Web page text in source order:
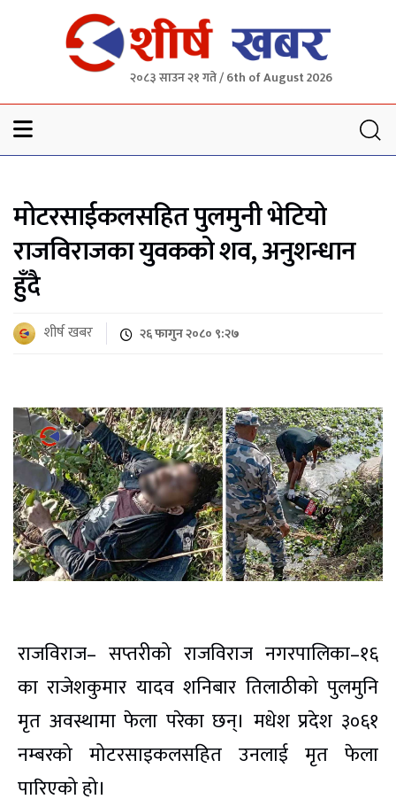
२०८३ साउन २१ गते / 6th of August 2026
मोटरसाईकलसहित पुलमुनी भेटियो
राजविराजका युवकको शव, अनुशन्धान
हुँदै
शीर्ष खबर २६ फागुन २०८० ९:२७
राजविराज– सप्तरीको राजविराज नगरपालिका–१६
का राजेशकुमार यादव शनिबार तिलाठीको पुलमुनि
मृत अवस्थामा फेला परेका छन्। मधेश प्रदेश ३०६१
नम्बरको मोटरसाइकलसहित उनलाई मृत फेला
पारिएको हो।